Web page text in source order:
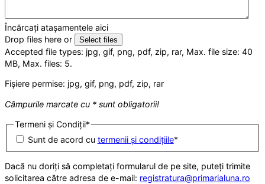
Încărcați atașamentele aici
Drop files here or
Select files
Accepted file types: jpg, gif, png, pdf, zip, rar, Max. file size: 40
MB, Max. files: 5.
Fișiere permise: jpg, gif, png, pdf, zip, rar
Câmpurile marcate cu * sunt obligatorii!
Termeni și Condiții*
Sunt de acord cu termenii și condițiile*
Dacă nu doriți să completați formularul de pe site, puteți trimite
solicitarea către adresa de e-mail: registratura@primarialuna.ro